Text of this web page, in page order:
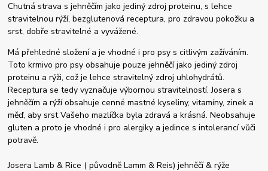
Chutná strava s jehněčím jako jediný zdroj proteinu, s lehce
stravitelnou rýží, bezglutenová receptura, pro zdravou pokožku a
srst, dobře stravitelné a vyvážené.
Má přehledné složení a je vhodné i pro psy s citlivým zažíváním.
Toto krmivo pro psy obsahuje pouze jehněčí jako jediný zdroj
proteinu a rýži, což je lehce stravitelný zdroj uhlohydrátů.
Receptura se tedy vyznačuje výbornou stravitelností. Josera s
jehněčím a rýží obsahuje cenné mastné kyseliny, vitamíny, zinek a
měď, aby srst Vašeho mazlíčka byla zdravá a krásná. Neobsahuje
gluten a proto je vhodné i pro alergiky a jedince s intolerancí vůči
potravě.
Josera Lamb & Rice ( původně Lamm & Reis) jehněčí & rýže